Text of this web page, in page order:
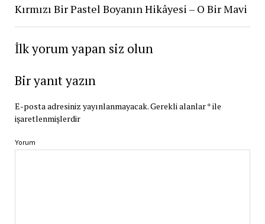
Kırmızı Bir Pastel Boyanın Hikâyesi – O Bir Mavi
İlk yorum yapan siz olun
Bir yanıt yazın
E-posta adresiniz yayınlanmayacak.Gerekli alanlar*ile
işaretlenmişlerdir
Yorum